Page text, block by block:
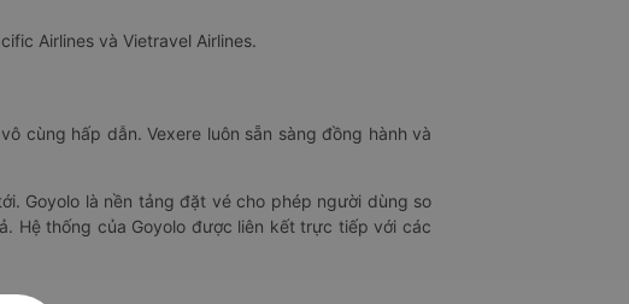
Airlines và Vietravel Airlines.
cùng hấp dẫn. Vexere luôn sẵn sàng đồng hành và
Goyolo là nền tảng đặt vé cho phép người dùng so
Hệ thống của Goyolo được liên kết trực tiếp với các